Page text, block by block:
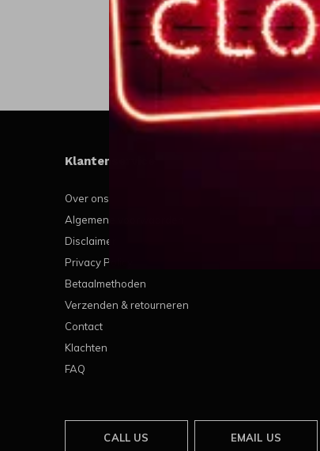
Klantenservice
Over ons
Algemene voorwaarden
Disclaimer
Privacy Policy
Betaalmethoden
Verzenden & retourneren
Contact
Klachten
FAQ
CALL US EMAIL US